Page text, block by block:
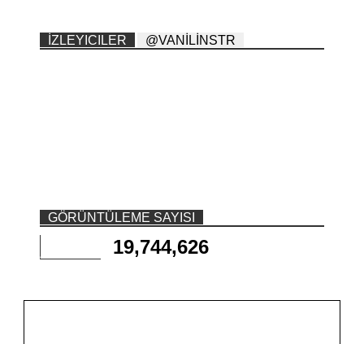
İZLEYICILER @VANİLİNSTR
GÖRÜNTÜLEME SAYISI
19,744,626